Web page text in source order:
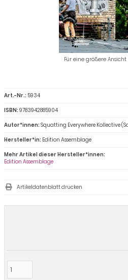
Für eine größere
Art.-Nr.: 5934
ISBN:9783942885904
Autor*innen:Squatting Everywhere Kollective
Hersteller*in: Edition Assemblage
Mehr Artikel dieser Hersteller*innen:
Edition Assemblage
Artikeldatenblatt drucken